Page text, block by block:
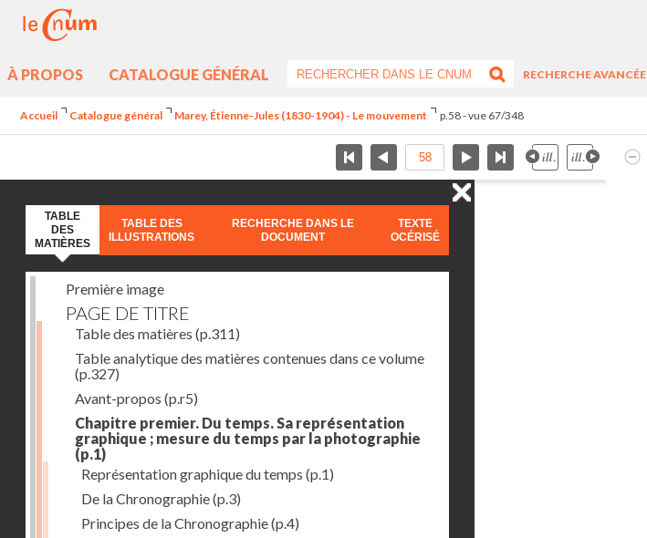
À PROPOS CATALOGUE GÉNÉRAL
RECHERCHE AVANCÉE
Accueil Catalogue général Marey, Étienne-Jules (1830-1904) - Le mouvement p.58 - vue 67/348
TABLE
DES
MATIÈRES
TABLE DES
ILLUSTRATIONS
RECHERCHE DANS LE
DOCUMENT
TEXTE
OCÉRISÉ
Première image
PAGE DE TITRE
Table des matières (p.311)
Table analytique des matières contenues dans ce volume
(p.327)
Avant-propos (p.r5)
Chapitre premier. Du temps. Sa représentation
graphique ; mesure du temps par la photographie
(p.1)
Représentation graphique du temps (p.1)
De la Chronographie(p.3)
Principes de la Chronographie(p.4)